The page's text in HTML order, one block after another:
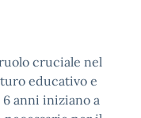
cruciale nel
educativo e
anni iniziano a